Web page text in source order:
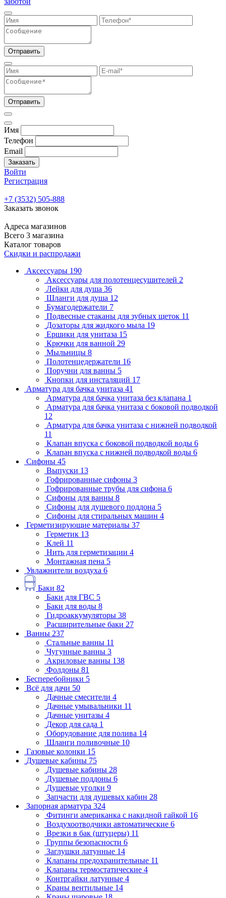
Отправить
Отправить
Имя
Телефон
Email
Заказать
Войти
Регистрация
+7 (3532) 505-888
Заказать звонок
Адреса магазинов
Всего 3 магазина
Каталог товаров
Скидки и распродажи
Аксессуары 190
Аксессуары для полотенцесушителей 2
Лейки для душа 36
Шланги для душа 12
Бумагодержатели 7
Подвесные стаканы для зубных щеток 11
Дозаторы для жидкого мыла 19
Ершики для унитаза 15
Крючки для ванной 29
Мыльницы 8
Полотенцедержатели 16
Поручни для ванны 5
Кнопки для инсталяций 17
Арматура для бачка унитаза 41
Арматура для бачка унитаза без клапана 1
Арматура для бачка унитаза с боковой подводкой
12
Арматура для бачка унитаза с нижней подводкой
11
Клапан впуска с боковой подводкой воды 6
Клапан впуска с нижней подводкой воды 6
Сифоны 45
Выпуски 13
Гофрированные сифоны 3
Гофрированные трубы для сифона 6
Сифоны для ванны 8
Сифоны для душевого поддона 5
Сифоны для стиральных машин 4
Герметизирующие материалы 37
Герметик 13
Клей 11
Нить для герметизации 4
Монтажная пена 5
Увлажнители воздуха 6
Баки 82
Баки для ГВС 5
Баки для воды 8
Гидроаккумуляторы 38
Расширительные баки 27
Ванны 237
Стальные ванны 11
Чугунные ванны 3
Акриловые ванны 138
Фолдоны 81
Бесперебойники 5
Всё для дачи 50
Дачные смесители 4
Дачные умывальники 11
Дачные унитазы 4
Декор для сада 1
Оборудование для полива 14
Шланги поливочные 10
Газовые колонки 15
Душевые кабины 75
Душевые кабины 28
Душевые поддоны 6
Душевые уголки 9
Запчасти для душевых кабин 28
Запорная арматура 324
Фитинги американка с накидной гайкой 16
Воздухоотводчики автоматические 6
Врезки в бак (штуцеры) 11
Группы безопасности 6
Заглушки латунные 14
Клапаны предохранительные 11
Клапаны термостатические 4
Контргайки латунные 4
Краны вентильные 14